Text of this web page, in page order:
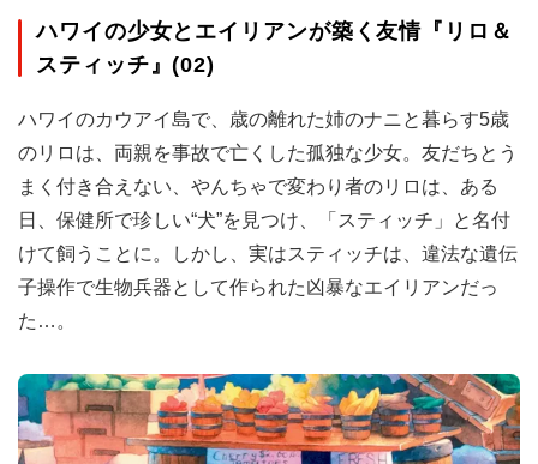
ハワイの少女とエイリアンが築く友情『リロ＆
スティッチ』(02)
ハワイのカウアイ島で、歳の離れた姉のナニと暮らす5歳
のリロは、両親を事故で亡くした孤独な少女。友だちとう
まく付き合えない、やんちゃで変わり者のリロは、ある
日、保健所で珍しい“犬”を見つけ、「スティッチ」と名付
けて飼うことに。しかし、実はスティッチは、違法な遺伝
子操作で生物兵器として作られた凶暴なエイリアンだっ
た…。